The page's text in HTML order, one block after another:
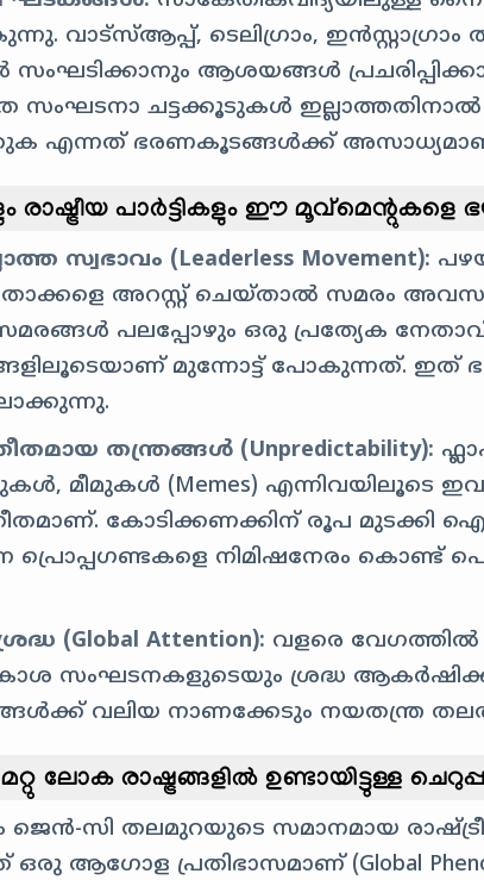
വാട്സ്ആപ്പ്, ടെലിഗ്രാം, ഇൻസ്റ്റാഗ്രാം
സംഘടിക്കാനും ആശയങ്ങൾ
സംഘടനാ ചട്ടക്കൂടുകൾ
എന്നത് ഭരണകൂടങ്ങൾക്ക്
രാഷ്ട്രീയ പാർട്ടികളും ഈ
സ്വഭാവം (Leaderless Movement):
അറസ്റ്റ് ചെയ്താൽ സമരം
പലപ്പോഴും ഒരു പ്രത്യേക
മുന്നോട്ട് പോകുന്നത്. ഇത്
തന്ത്രങ്ങൾ (Unpredictability):
മീമുകൾ (Memes)
കോടിക്കണക്കിന് രൂപ മുടക്കി
പ്രൊപ്പഗണ്ടകളെ നിമിഷനേരം
(Global Attention): വളരെ വേഗത്തിൽ
സംഘടനകളുടെയും ശ്രദ്ധ
വലിയ നാണക്കേടും നയതന്ത്ര
ലോക രാഷ്ട്രങ്ങളിൽ ഉണ്ടായിട്ടുള്ള
ജെൻ-സി തലമുറയുടെ സമാനമായ
ആഗോള പ്രതിഭാസമാണ് (Global